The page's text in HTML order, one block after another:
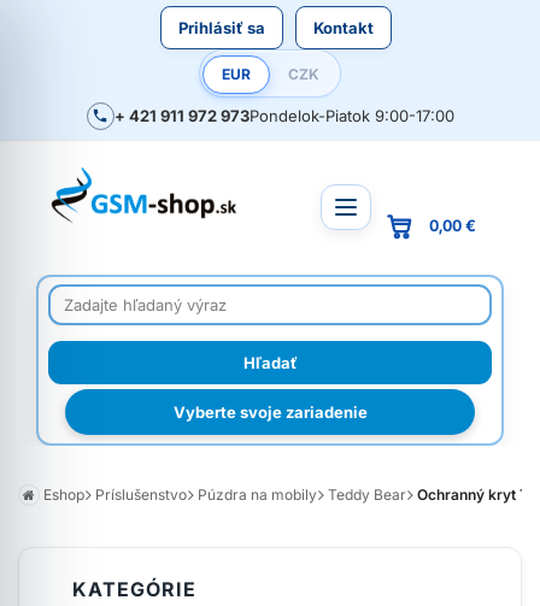
Prihlásiť sa Kontakt
EUR CZK
+ 421 911 972 973Pondelok-Piatok 9:00-17:00
Vyberte svoje zariadenie
0,00 €
Eshop Príslušenstvo Púzdra na mobily Teddy Bear Ochranný kryt
KATEGÓRIE